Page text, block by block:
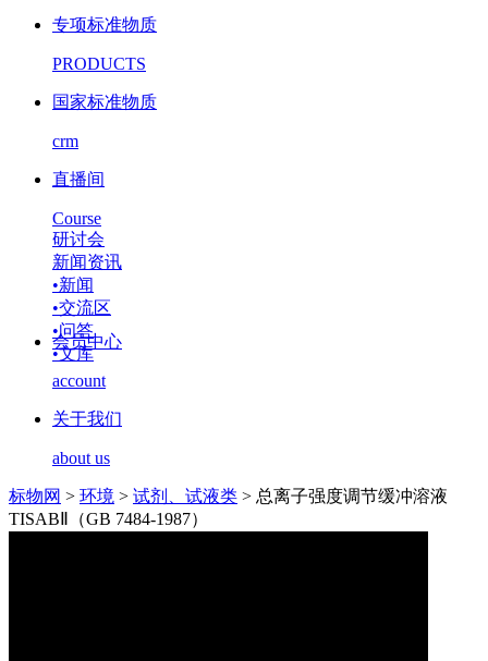
专项标准物质
PRODUCTS
国家标准物质
crm
直播间
Course
研讨会
新闻资讯
•新闻
•交流区
•问答
•文库
会员中心
account
关于我们
about us
标物网 > 环境 > 试剂、试液类 > 总离子强度调节缓冲溶液
TISABⅡ（GB 7484-1987）